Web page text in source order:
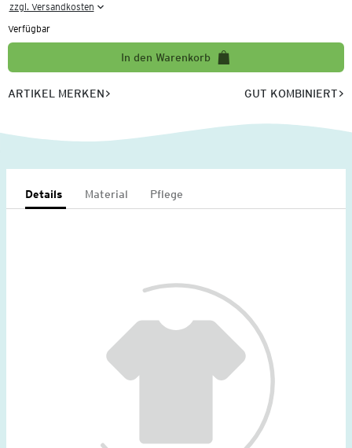
zzgl. Versandkosten
Verfügbar
In den Warenkorb
ARTIKEL MERKEN GUT KOMBINIERT
Details Material Pflege